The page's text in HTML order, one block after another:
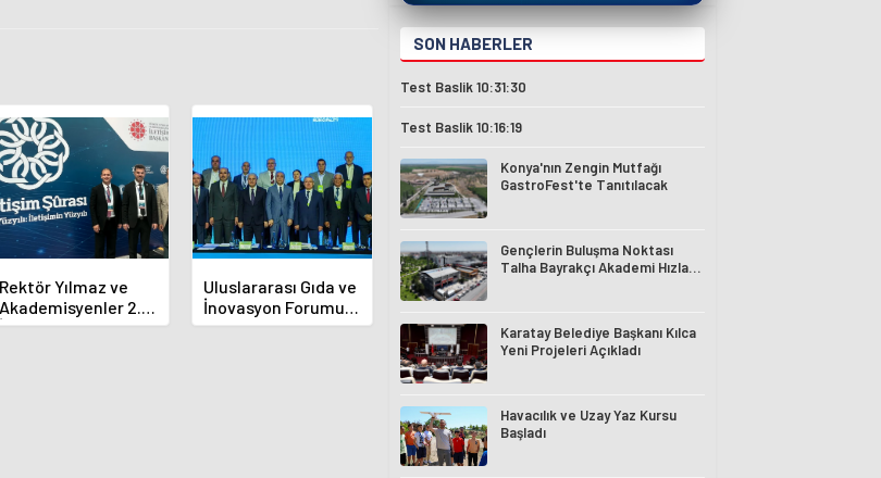
Rektör Yılmaz ve
Akademisyenler 2.
İletişim Şurasında
Uluslararası Gıda ve
İnovasyon Forumu
Selçuklu'da Başladı
SON HABERLER
Test Baslik 10:31:30
Test Baslik 10:16:19
Konya'nın Zengin Mutfağı
GastroFest'te Tanıtılacak
Gençlerin Buluşma Noktası
Talha Bayrakçı Akademi Hızla
Karatay Belediye Başkanı Kılca
Yeni Projeleri Açıkladı
Havacılık ve Uzay Yaz Kursu
Başladı